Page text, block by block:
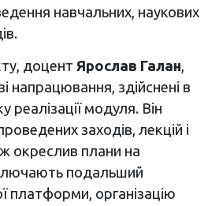
навчальних, наукових
доцент Ярослав Галан,
напрацювання, здійснені в
модуля. Він
заходів, лекцій і
окреслив плани на
подальший
платформи, організацію